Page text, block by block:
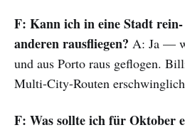
F: Kann ich in eine Stadt
anderen rausfliegen? A: Ja —
und aus Porto raus geflogen.
Multi-City-Routen
F: Was sollte ich für Oktober